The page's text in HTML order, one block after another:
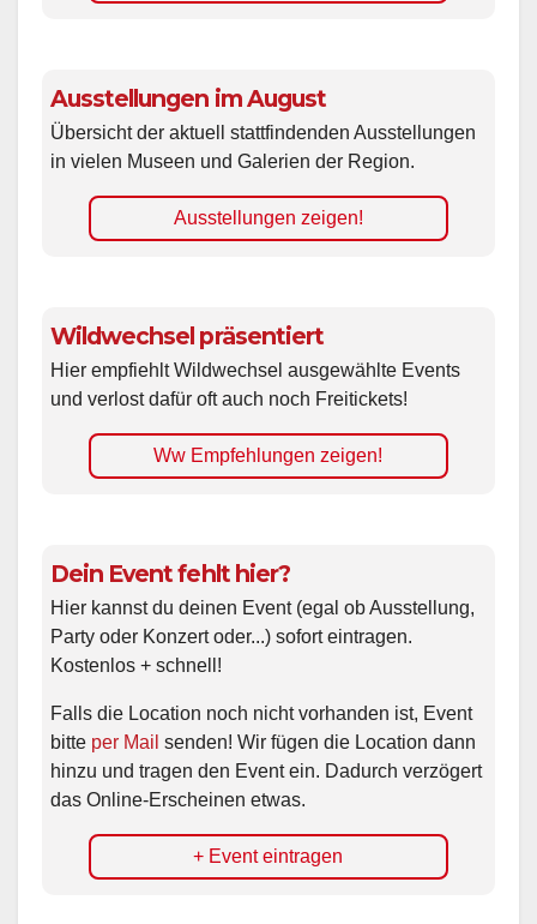
Ausstellungen im August
Übersicht der aktuell stattfindenden Ausstellungen
in vielen Museen und Galerien der Region.
Ausstellungen zeigen!
Wildwechsel präsentiert
Hier empfiehlt Wildwechsel ausgewählte Events
und verlost dafür oft auch noch Freitickets!
Ww Empfehlungen zeigen!
Dein Event fehlt hier?
Hier kannst du deinen Event (egal ob Ausstellung,
Party oder Konzert oder...) sofort eintragen.
Kostenlos + schnell!
Falls die Location noch nicht vorhanden ist, Event
bitte per Mail senden! Wir fügen die Location dann
hinzu und tragen den Event ein. Dadurch verzögert
das Online-Erscheinen etwas.
+ Event eintragen